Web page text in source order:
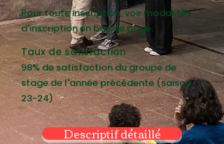
Pour toute inscription, voir modalités
d'inscription en bas de page.
Taux de satisfaction
98% de satisfaction du groupe de
stage de l'année précédente (saison
23-24)
Descriptif détaillé